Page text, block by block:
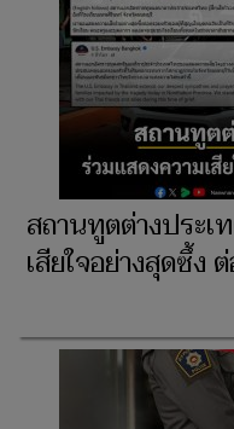
สถานทูตต่างประเ
เสียใจอย่างสุดซึ้ง